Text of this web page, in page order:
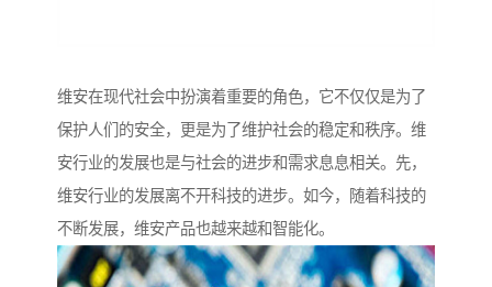
维安在现代社会中扮演着重要的角色，它不仅仅是为了
保护人们的安全，更是为了维护社会的稳定和秩序。维
安行业的发展也是与社会的进步和需求息息相关。先，
维安行业的发展离不开科技的进步。如今，随着科技的
不断发展，维安产品也越来越和智能化。